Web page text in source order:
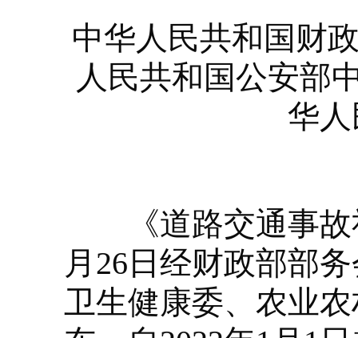
中华人民共和国财
人民共和国公安部
华
《道路交通事故
月26日经财政部部
卫生健康委、农业